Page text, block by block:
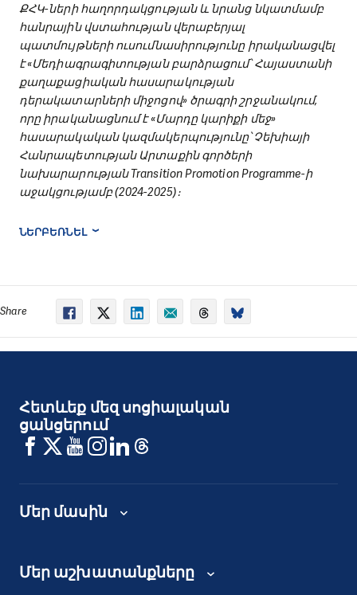
ՔՀԿ-ների հաղորդակցության և նրանց նկատմամբ
հանրային վստահության վերաբերյալ
պատմույթների ուսումնասիրությունը իրականացվել
է «Մեդիագրագիտության բարձրացում՝ Հայաստանի
քաղաքացիական հասարակության
դերակատարների միջոցով» ծրագրի շրջանակում,
որը իրականացնում է «Մարդը կարիքի մեջ»
հասարակական կազմակերպությունը՝ Չեխիայի
Հանրապետության Արտաքին գործերի
նախարարության Transition Promotion Programme-ի
աջակցությամբ (2024-2025)։
ՆԵՐԲԵՌՆԵԼ
Share
Հետևեք մեզ սոցիալական
ցանցերում
Մեր մասին
Մեր աշխատանքները